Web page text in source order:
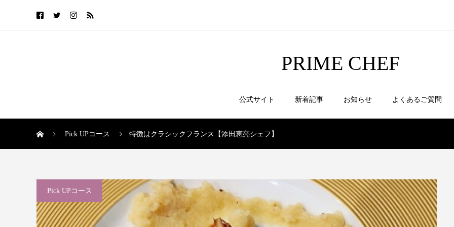
PRIME CHEF
公式サイト 新着記事 お知らせ よくあるご質問
Pick UPコース 特徴はクラシックフランス【添田恵亮シェフ】
Pick UPコース